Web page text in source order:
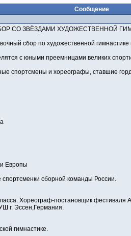
Сообщение
СО ЗВЁЗДАМИ ХУДОЖЕСТВЕННОЙ
сбор по художественной
с юными преемницами великих
спортсмены и хореографы, ставшие
Европы
сборной команды России.
Хореограф-постановщик фестиваля
г. Эссен,Германия.
гимнастике.